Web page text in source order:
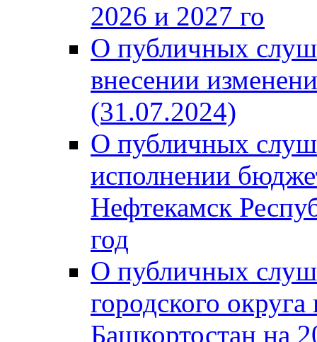
2026 и 2027 го
О публичных
внесении
(31.07.2024)
О публичных
исполнении
Нефтекамск
год
О публичных
городского
Башкортостан на